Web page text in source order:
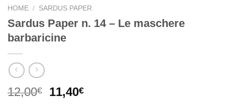
HOME / SARDUS PAPER
Sardus Paper n. 14 – Le maschere
barbaricine
12,00€
Il
11,40€Il